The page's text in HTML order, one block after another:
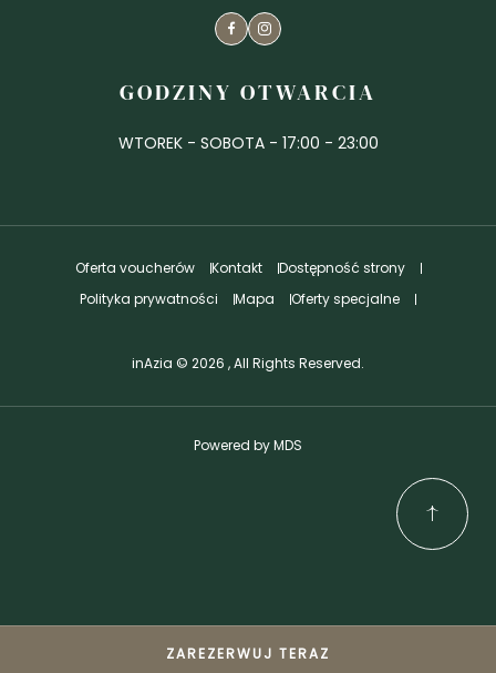
ZAREZERWUJ TERAZ
FacebookInstagram
GODZINY OTWARCIA
WTOREK - SOBOTA - 17:00 - 23:00
Oferta voucherów Kontakt
Dostępność strony
Polityka prywatności
Mapa Oferty specjalne
inAzia © 2026 , All Rights Reserved.
Powered by MDS